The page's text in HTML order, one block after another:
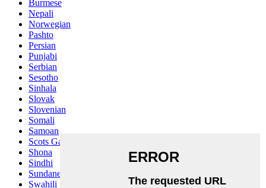
Burmese
Nepali
Norwegian
Pashto
Persian
Punjabi
Serbian
Sesotho
Sinhala
Slovak
Slovenian
Somali
Samoan
Scots Gaelic
Shona
Sindhi
Sundanese
Swahili